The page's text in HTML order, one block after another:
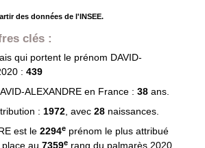
des données de l'INSEE.
clés :
qui portent le prénom DAVID-
: 439
ALEXANDREen France : 38 ans.
: 1972, avec 28 naissances.
est le 2294eprénom le plus attribué
au 7359e rang du palmarès 2020.